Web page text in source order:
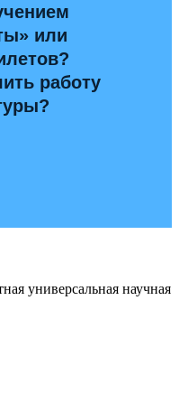
или
работу
универсальная научная